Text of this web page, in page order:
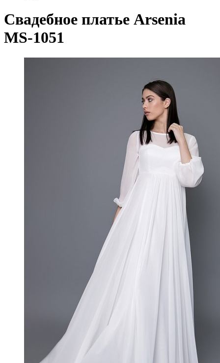
Свадебное платье Arsenia
MS-1051